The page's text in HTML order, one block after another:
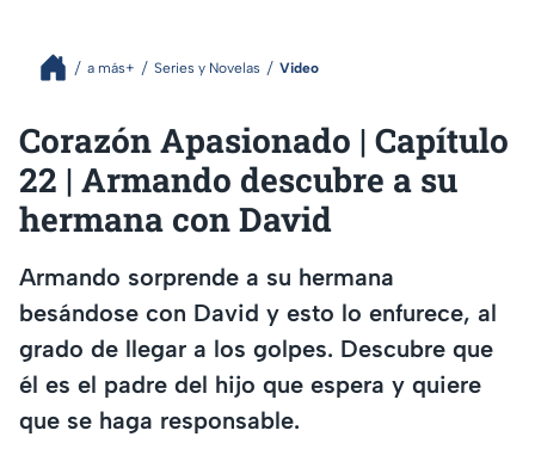
a más+ Series y Novelas Video
Corazón Apasionado | Capítulo
22 | Armando descubre a su
hermana con David
Armando sorprende a su hermana
besándose con David y esto lo enfurece, al
grado de llegar a los golpes. Descubre que
él es el padre del hijo que espera y quiere
que se haga responsable.